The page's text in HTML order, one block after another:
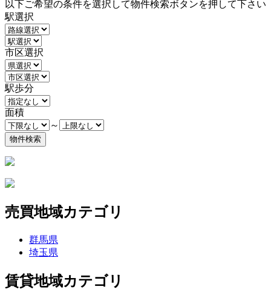
以下ご希望の条件を選択して物件検索ボタンを押して下さい
駅選択
市区選択
駅歩分
面積
～
売買地域カテゴリ
群馬県
埼玉県
賃貸地域カテゴリ